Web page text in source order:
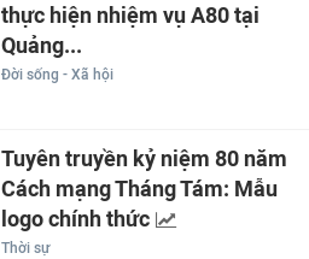
thực hiện nhiệm vụ A80 tại
Quảng...
Đời sống - Xã hội
Tuyên truyền kỷ niệm 80 năm
Cách mạng Tháng Tám: Mẫu
logo chính thức
Thời sự